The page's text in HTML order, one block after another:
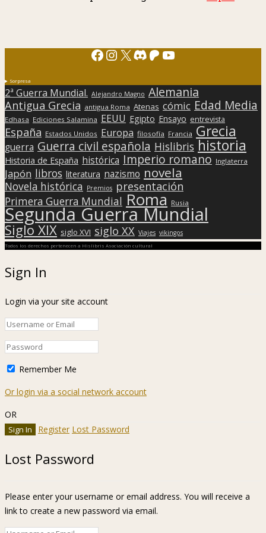
Facebook
Instagram
X Discord
Patreon
YouTube
Sorpresa
2ª Guerra Mundial. Alejandro Magno Alemania
Antigua Grecia antigua Roma Atenas cómic Edad Media
Edhasa Ediciones Salamina EEUU Egipto Ensayo entrevista
España Estados Unidos Europa filosofía Francia Grecia
guerra Guerra civil española Hislibris historia
Historia de España histórica Imperio romano Inglaterra
Japón libros literatura nazismo novela
Novela histórica Premios presentación
Primera Guerra Mundial Roma Rusia
Segunda Guerra Mundial
Siglo XIX siglo XVI siglo XX Viajes vikingos
Todos los derechos pertenecen a Hislibris Asociación cultural
Sign In
Login via your site account
Remember Me
Or login via a social network account
OR
Register Lost Password
Lost Password
Please enter your username or email address. You will receive a
link to create a new password via email.